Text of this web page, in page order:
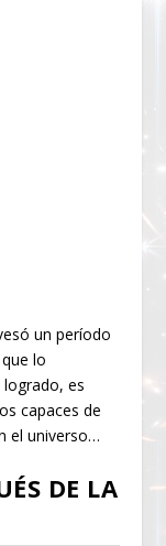
un período
lo
es
capaces de
el universo…
DE LA